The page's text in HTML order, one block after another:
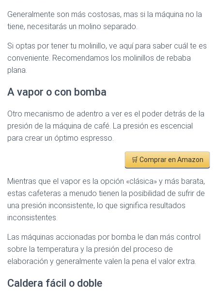
Generalmente son más costosas, mas si la máquina no la
tiene, necesitarás un molino separado.
Si optas por tener tu molinillo, ve aquí para saber cuál te es
conveniente. Recomendamos los molinillos de rebaba
plana.
A vapor o con bomba
Otro mecanismo de adentro a ver es el poder detrás de la
presión de la máquina de café. La presión es escencial
para crear un óptimo espresso.
🛒 Comprar en Amazon
Mientras que el vapor es la opción «clásica» y más barata,
estas cafeteras a menudo tienen la posibilidad de sufrir de
una presión inconsistente, lo que significa resultados
inconsistentes.
Las máquinas accionadas por bomba le dan más control
sobre la temperatura y la presión del proceso de
elaboración y generalmente valen la pena el valor extra.
Caldera fácil o doble